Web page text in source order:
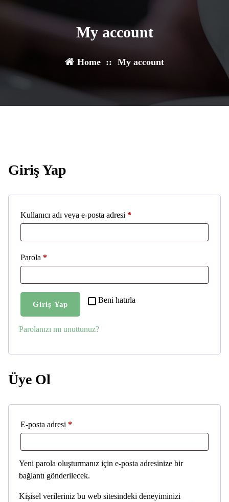
My account
Home :: My account
Giriş Yap
Kullanıcı adı veya e-posta adresi *Gerekli
Parola *Gerekli
Beni hatırla
Giriş Yap
Parolanızı mı unuttunuz?
Üye Ol
E-posta adresi *Gerekli
Yeni parola oluşturmanız için e-posta adresinize bir
bağlantı gönderilecek.
Kişisel verileriniz bu web sitesindeki deneyiminizi